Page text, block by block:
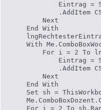
Eintrag =
.AddItem
        Next
    End With
With
For i = 2 To
Eintrag =
.AddItem
        Next
    End With
Set sh =
For i = 2 To